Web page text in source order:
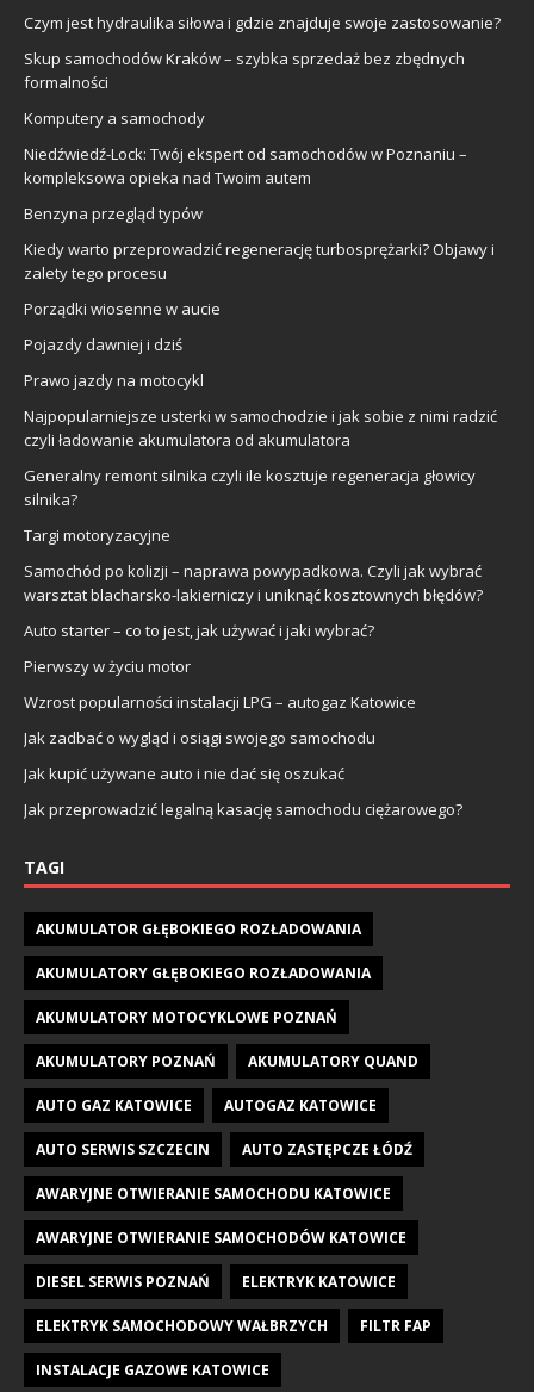
Czym jest hydraulika siłowa i gdzie znajduje swoje zastosowanie?
Skup samochodów Kraków – szybka sprzedaż bez zbędnych
formalności
Komputery a samochody
Niedźwiedź-Lock: Twój ekspert od samochodów w Poznaniu –
kompleksowa opieka nad Twoim autem
Benzyna przegląd typów
Kiedy warto przeprowadzić regenerację turbosprężarki? Objawy i
zalety tego procesu
Porządki wiosenne w aucie
Pojazdy dawniej i dziś
Prawo jazdy na motocykl
Najpopularniejsze usterki w samochodzie i jak sobie z nimi radzić
czyli ładowanie akumulatora od akumulatora
Generalny remont silnika czyli ile kosztuje regeneracja głowicy
silnika?
Targi motoryzacyjne
Samochód po kolizji – naprawa powypadkowa. Czyli jak wybrać
warsztat blacharsko-lakierniczy i uniknąć kosztownych błędów?
Auto starter – co to jest, jak używać i jaki wybrać?
Pierwszy w życiu motor
Wzrost popularności instalacji LPG – autogaz Katowice
Jak zadbać o wygląd i osiągi swojego samochodu
Jak kupić używane auto i nie dać się oszukać
Jak przeprowadzić legalną kasację samochodu ciężarowego?
TAGI
AKUMULATOR GŁĘBOKIEGO ROZŁADOWANIA
AKUMULATORY GŁĘBOKIEGO ROZŁADOWANIA
AKUMULATORY MOTOCYKLOWE POZNAŃ
AKUMULATORY POZNAŃ AKUMULATORY QUAND
AUTO GAZ KATOWICE AUTOGAZ KATOWICE
AUTO SERWIS SZCZECIN AUTO ZASTĘPCZE ŁÓDŹ
AWARYJNE OTWIERANIE SAMOCHODU KATOWICE
AWARYJNE OTWIERANIE SAMOCHODÓW KATOWICE
DIESEL SERWIS POZNAŃ ELEKTRYK KATOWICE
ELEKTRYK SAMOCHODOWY WAŁBRZYCH FILTR FAP
INSTALACJE GAZOWE KATOWICE